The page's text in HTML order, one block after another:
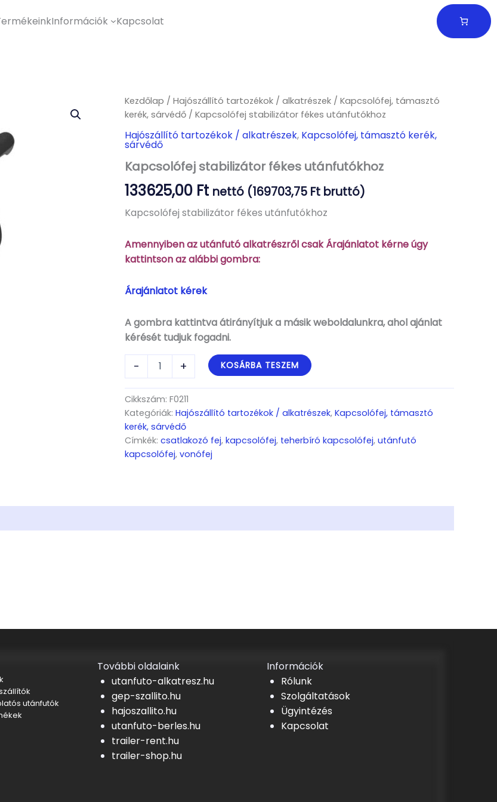
Információk Kapcsolat
Kezdőlap / Hajószállító tartozékok / alkatrészek / Kapcsolófej, támasztó
kerék, sárvédő / Kapcsolófej stabilizátor fékes utánfutókhoz
Hajószállító tartozékok / alkatrészek, Kapcsolófej, támasztó kerék,
sárvédő
Kapcsolófej stabilizátor fékes utánfutókhoz
133625,00 Ft nettó (169703,75 Ft bruttó)
Kapcsolófej stabilizátor fékes utánfutókhoz
Amennyiben az utánfutó alkatrészről csak Árajánlatot kérne úgy
kattintson az alábbi gombra:
Árajánlatot kérek
A gombra kattintva átirányítjuk a másik weboldalunkra, ahol ajánlat
kérését tudjuk fogadni.
-
Kapcsolófej
stabilizátor
utánfutókhoz
mennyiség
+ KOSÁRBA TESZEM
Cikkszám: F0211
Kategóriák: Hajószállító tartozékok / alkatrészek, Kapcsolófej, támasztó
kerék, sárvédő
Címkék: csatlakozó fej, kapcsolófej, teherbíró kapcsolófej, utánfutó
kapcsolófej, vonófej
utánfutók
További oldalaink
utanfuto-alkatresz.hu
gep-szallito.hu
hajoszallito.hu
utanfuto-berles.hu
trailer-rent.hu
trailer-shop.hu
Információk
Rólunk
Szolgáltatások
Ügyintézés
Kapcsolat